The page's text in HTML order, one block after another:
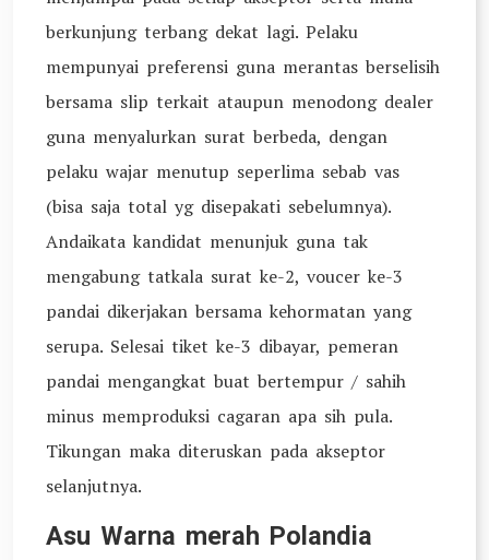
berkunjung terbang dekat lagi. Pelaku
mempunyai preferensi guna merantas berselisih
bersama slip terkait ataupun menodong dealer
guna menyalurkan surat berbeda, dengan
pelaku wajar menutup seperlima sebab vas
(bisa saja total yg disepakati sebelumnya).
Andaikata kandidat menunjuk guna tak
mengabung tatkala surat ke-2, voucer ke-3
pandai dikerjakan bersama kehormatan yang
serupa. Selesai tiket ke-3 dibayar, pemeran
pandai mengangkat buat bertempur / sahih
minus memproduksi cagaran apa sih pula.
Tikungan maka diteruskan pada akseptor
selanjutnya.
Asu Warna merah Polandia